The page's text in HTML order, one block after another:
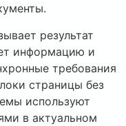
результат
информацию и
требования
страницы без
используют
в актуальном